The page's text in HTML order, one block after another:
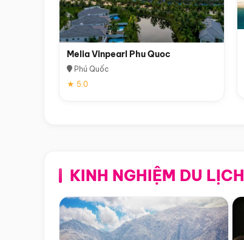
Melia Vinpearl Phu Quoc
Phú Quốc
★ 5.0
KINH NGHIỆM DU LỊCH